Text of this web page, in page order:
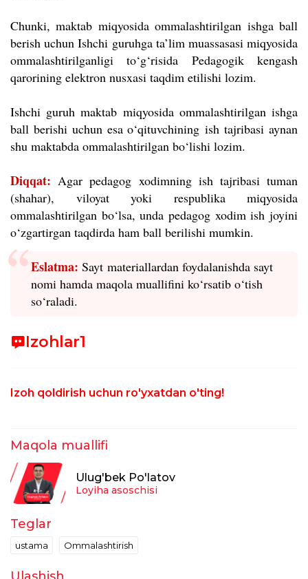
Chunki, maktab miqyosida ommalashtirilgan ishga ball
berish uchun Ishchi guruhga ta’lim muassasasi miqyosida
ommalashtirilganligi to‘g‘risida Pedagogik kengash
qarorining elektron nusxasi taqdim etilishi lozim.
Ishchi guruh maktab miqyosida ommalashtirilgan ishga
ball berishi uchun esa o‘qituvchiningish tajribasi aynan
shu maktabda ommalashtirilgan bo‘lishi lozim.
Diqqat: Agar pedagog xodimning ish tajribasi tuman
(shahar), viloyat yoki respublika miqyosida
ommalashtirilgan bo‘lsa, unda pedagog xodim ish joyini
o‘zgartirgan taqdirda ham ball berilishi mumkin.
Eslatma: Sayt materiallardan foydalanishda sayt
nomi hamda maqola muallifini ko‘rsatib o‘tish
so‘raladi.
Izohlar1
Izoh qoldirish uchun ro'yxatdan o'ting!
Maqola muallifi
Ulug'bek Po'latov
Loyiha asoschisi
Teglar
ustama Ommalashtirish